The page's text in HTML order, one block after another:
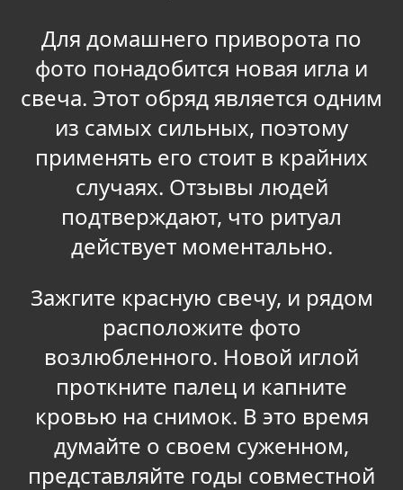
Для домашнего приворота по
фото понадобится новая игла и
свеча. Этот обряд является одним
из самых сильных, поэтому
применять его стоит в крайних
случаях. Отзывы людей
подтверждают, что ритуал
действует моментально.
Зажгите красную свечу, и рядом
расположите фото
возлюбленного. Новой иглой
проткните палец и капните
кровью на снимок. В это время
думайте о своем суженном,
представляйте годы совместной